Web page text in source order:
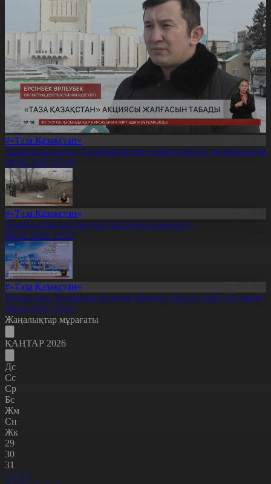
#«Таза Қазақстан»
Абай облысында «Таза Қазақстан» шарасы биыл да жалғасады
08.01.2026, 17:39
#«Таза Қазақстан»
Жамбылдық жастар қарт кісілерге көмектесті
08.01.2026, 13:27
#«Таза Қазақстан»
Елордалық оқушылар энергия үнемдеу туралы дәріс тыңдады
08.01.2026, 13:24
Жаңалықтар мұрағаты
ҚАҢТАР 2026
Дс
Сс
Ср
Бс
Жм
Сн
Жк
29
30
31
1 2 3 4